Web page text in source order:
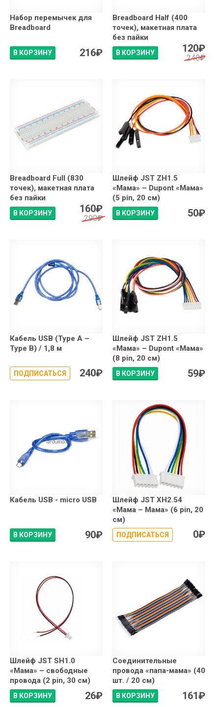
Набор перемычек для
Breadboard
В КОРЗИНУ 216₽
Breadboard Half (400
точек), макетная плата
без пайки
В КОРЗИНУ 120₽
240₽
Breadboard Full (830
точек), макетная плата
без пайки
В КОРЗИНУ 160₽
290₽
Шлейф JST ZH1.5
«Мама» – Dupont «Мама»
(5 pin, 20 см)
В КОРЗИНУ 50₽
Кабель USB (Type A –
Type B) / 1,8 м
ПОДПИСАТЬСЯ 240₽
Шлейф JST ZH1.5
«Мама» – Dupont «Мама»
(8 pin, 20 см)
В КОРЗИНУ 59₽
Кабель USB - micro USB
В КОРЗИНУ 90₽
Шлейф JST XH2.54
«Мама – Мама» (6 pin, 20
см)
ПОДПИСАТЬСЯ 0₽
Шлейф JST SH1.0
«Мама» – свободные
провода (2 pin, 30 см)
В КОРЗИНУ 26₽
Соединительные
провода «папа-мама» (40
шт. / 20 см)
В КОРЗИНУ 161₽